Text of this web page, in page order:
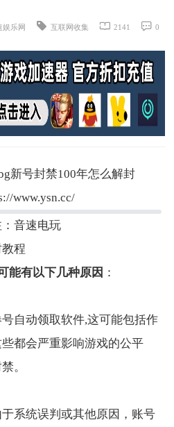
娱乐网 互联网收集 2141 0
新号封禁100年怎么解封
www.ysn.cc/
音速电玩
程
能有以下几种原因 ：
自动领取软件,这可能包括作
都会严重影响游戏的公平
。
系统误判或其他原因，账号